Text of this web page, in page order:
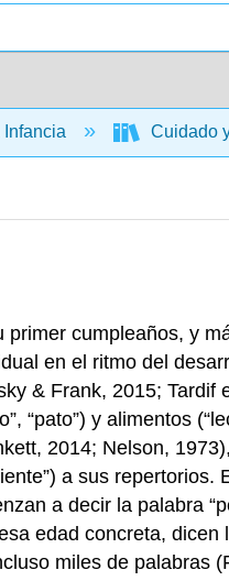
Cuidado
cumpleaños, y
en el ritmo del
& Frank, 2015;
“pato”) y alimentos
2014; Nelson,
a sus
a decir la palabra
edad concreta,
miles de palabras